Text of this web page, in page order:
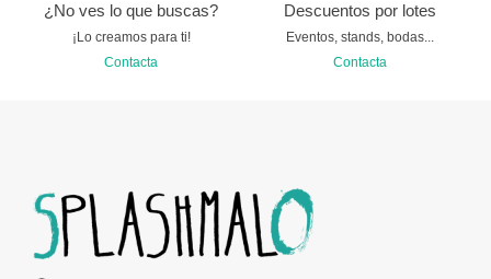
¿No ves lo que buscas?
¡Lo creamos para ti!
Contacta
Descuentos por lotes
Eventos, stands, bodas...
Contacta